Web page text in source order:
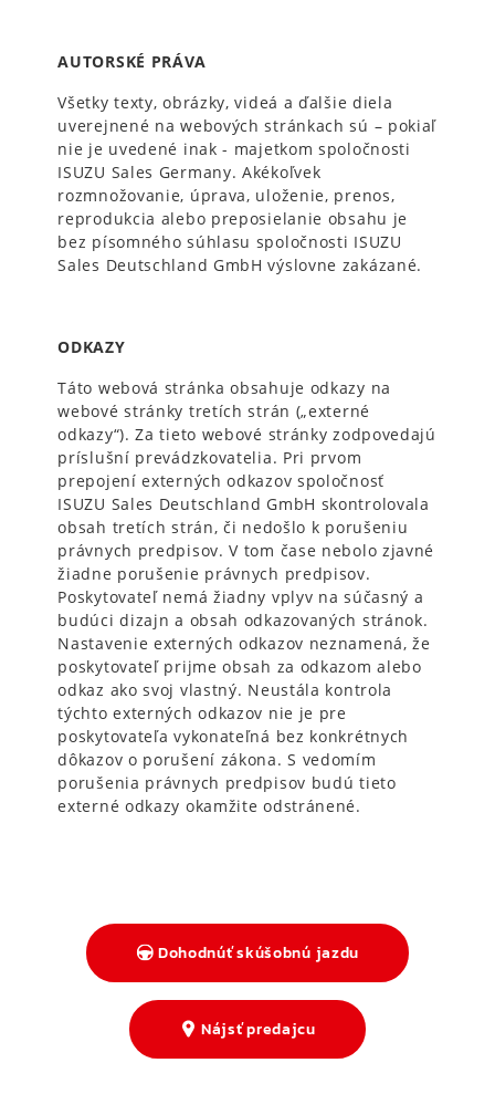
AUTORSKÉ PRÁVA
Všetky texty, obrázky, videá a ďalšie diela
uverejnené na webových stránkach sú – pokiaľ
nie je uvedené inak - majetkom spoločnosti
ISUZU Sales Germany. Akékoľvek
rozmnožovanie, úprava, uloženie, prenos,
reprodukcia alebo preposielanie obsahu je
bez písomného súhlasu spoločnosti ISUZU
Sales Deutschland GmbH výslovne zakázané.
ODKAZY
Táto webová stránka obsahuje odkazy na
webové stránky tretích strán („externé
odkazy“). Za tieto webové stránky zodpovedajú
príslušní prevádzkovatelia. Pri prvom
prepojení externých odkazov spoločnosť
ISUZU Sales Deutschland GmbH skontrolovala
obsah tretích strán, či nedošlo k porušeniu
právnych predpisov. V tom čase nebolo zjavné
žiadne porušenie právnych predpisov.
Poskytovateľ nemá žiadny vplyv na súčasný a
budúci dizajn a obsah odkazovaných stránok.
Nastavenie externých odkazov neznamená, že
poskytovateľ prijme obsah za odkazom alebo
odkaz ako svoj vlastný. Neustála kontrola
týchto externých odkazov nie je pre
poskytovateľa vykonateľná bez konkrétnych
dôkazov o porušení zákona. S vedomím
porušenia právnych predpisov budú tieto
externé odkazy okamžite odstránené.
Dohodnúť skúšobnú jazdu
Nájsť predajcu